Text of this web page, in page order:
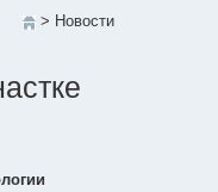
> Новости